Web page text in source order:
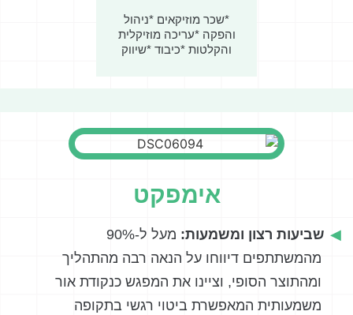
*שכר מוזיקאים *ניהול
והפקה *עריכה מוזיקלית
והקלטות *כיבוד *שיווק
אימפקט
שביעות רצון ומשמעות:
מעל ל-90%
מהמשתתפים דיווחו על הנאה רבה מהתהליך
ומהתוצר הסופי, וציינו את המפגש כנקודת אור
משמעותית המאפשרת ביטוי רגשי בתקופה